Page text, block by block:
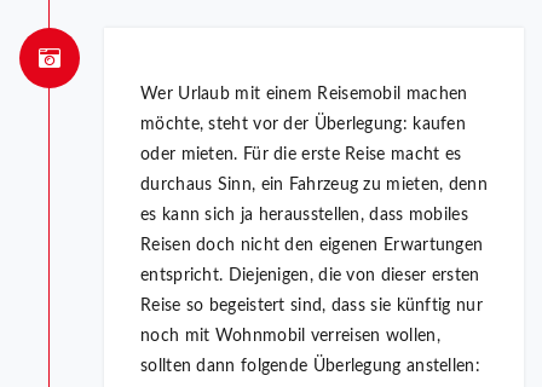
Wer Urlaub mit einem Reisemobil machen
möchte, steht vor der Überlegung: kaufen
oder mieten. Für die erste Reise macht es
durchaus Sinn, ein Fahrzeug zu mieten, denn
es kann sich ja herausstellen, dass mobiles
Reisen doch nicht den eigenen Erwartungen
entspricht. Diejenigen, die von dieser ersten
Reise so begeistert sind, dass sie künftig nur
noch mit Wohnmobil verreisen wollen,
sollten dann folgende Überlegung anstellen: